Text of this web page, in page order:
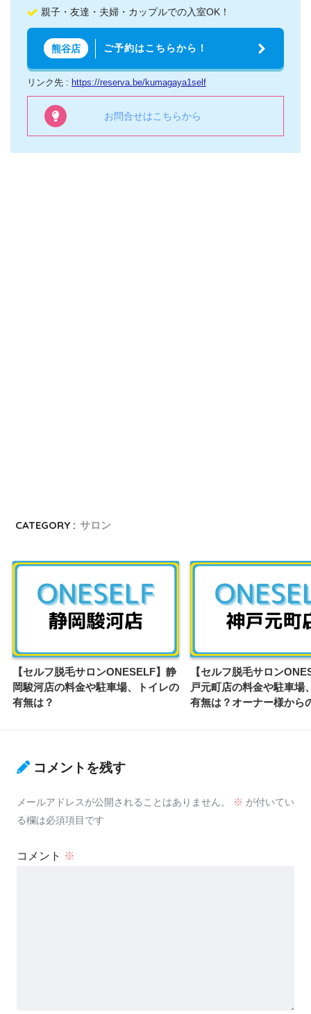
親子・友達・夫婦・カップルでの入室OK！
熊谷店 ご予約はこちらから！
リンク先 : https://reserva.be/kumagaya1self
お問合せはこちらから
CATEGORY : サロン
【セルフ脱毛サロンONESELF】静
岡駿河店の料金や駐車場、トイレの
有無は？
【セルフ脱毛サロン
戸元町店の料金や駐車場
有無は？オーナー様から
コメントを残す
メールアドレスが公開されることはありません。 ※ が付いてい
る欄は必須項目です
コメント ※